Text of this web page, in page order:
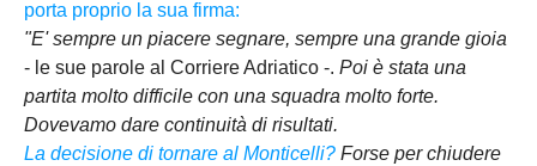
porta proprio la sua firma:
"E' sempre un piacere segnare, sempre una grande gioia
- le sue parole al Corriere Adriatico -. Poi è stata una
partita molto difficile con una squadra molto forte.
Dovevamo dare continuità di risultati.
La decisione di tornare al Monticelli? Forse per chiudere